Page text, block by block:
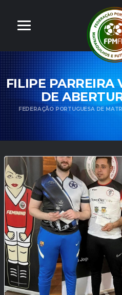
FILIPE PARREIRA
DE
FEDERAÇÃO PORTUGUESA DE